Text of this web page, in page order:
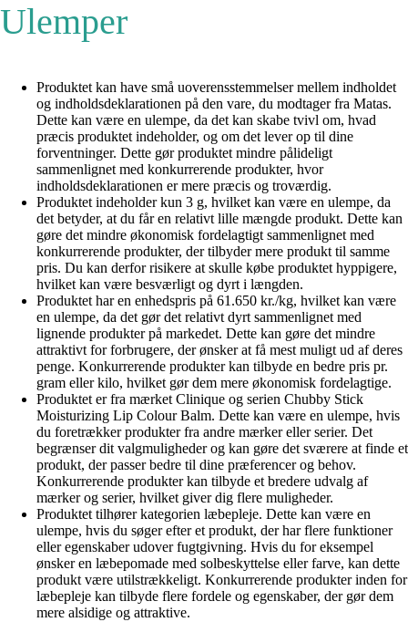
Ulemper
Produktet kan have små uoverensstemmelser mellem indholdet
og indholdsdeklarationen på den vare, du modtager fra Matas.
Dette kan være en ulempe, da det kan skabe tvivl om, hvad
præcis produktet indeholder, og om det lever op til dine
forventninger. Dette gør produktet mindre pålideligt
sammenlignet med konkurrerende produkter, hvor
indholdsdeklarationen er mere præcis og troværdig.
Produktet indeholder kun 3 g, hvilket kan være en ulempe, da
det betyder, at du får en relativt lille mængde produkt. Dette kan
gøre det mindre økonomisk fordelagtigt sammenlignet med
konkurrerende produkter, der tilbyder mere produkt til samme
pris. Du kan derfor risikere at skulle købe produktet hyppigere,
hvilket kan være besværligt og dyrt i længden.
Produktet har en enhedspris på 61.650 kr./kg, hvilket kan være
en ulempe, da det gør det relativt dyrt sammenlignet med
lignende produkter på markedet. Dette kan gøre det mindre
attraktivt for forbrugere, der ønsker at få mest muligt ud af deres
penge. Konkurrerende produkter kan tilbyde en bedre pris pr.
gram eller kilo, hvilket gør dem mere økonomisk fordelagtige.
Produktet er fra mærket Clinique og serien Chubby Stick
Moisturizing Lip Colour Balm. Dette kan være en ulempe, hvis
du foretrækker produkter fra andre mærker eller serier. Det
begrænser dit valgmuligheder og kan gøre det sværere at finde et
produkt, der passer bedre til dine præferencer og behov.
Konkurrerende produkter kan tilbyde et bredere udvalg af
mærker og serier, hvilket giver dig flere muligheder.
Produktet tilhører kategorien læbepleje. Dette kan være en
ulempe, hvis du søger efter et produkt, der har flere funktioner
eller egenskaber udover fugtgivning. Hvis du for eksempel
ønsker en læbepomade med solbeskyttelse eller farve, kan dette
produkt være utilstrækkeligt. Konkurrerende produkter inden for
læbepleje kan tilbyde flere fordele og egenskaber, der gør dem
mere alsidige og attraktive.